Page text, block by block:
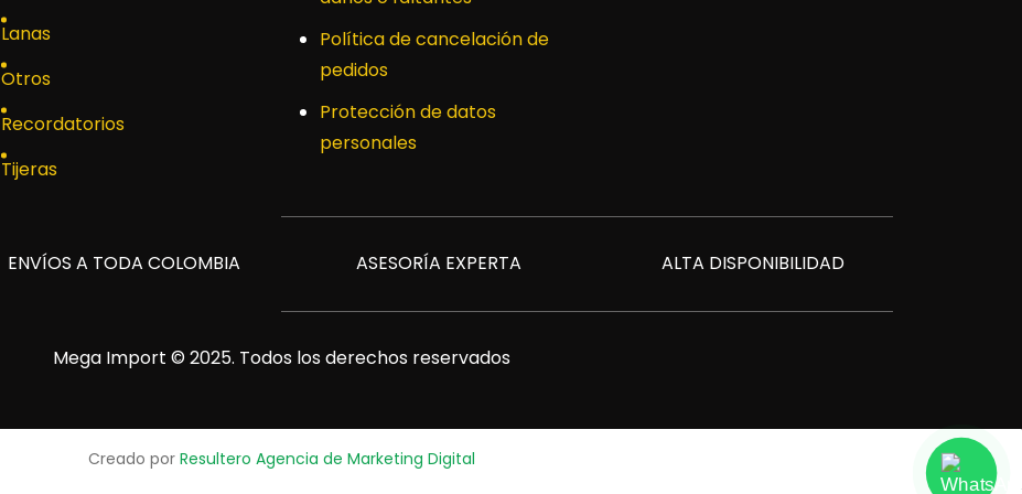
Lanas
Otros
Recordatorios
Tijeras
Política de cancelación de
pedidos
Protección de datos
personales
ENVÍOS A TODA COLOMBIA ASESORÍA EXPERTA ALTA DISPONIBILIDAD
Mega Import © 2025. Todos los derechos reservados
Creado por Resultero Agencia de Marketing Digital